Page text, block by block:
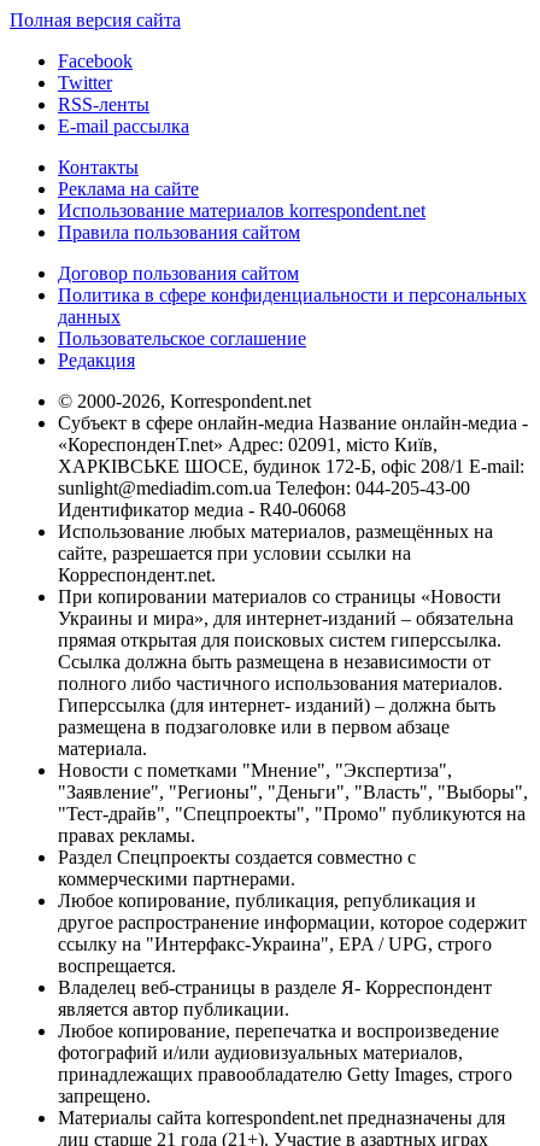
Полная версия сайта
Facebook
Twitter
RSS-ленты
E-mail рассылка
Контакты
Реклама на сайте
Использование материалов korrespondent.net
Правила пользования сайтом
Договор пользования сайтом
Политика в сфере конфиденциальности и персональных
данных
Пользовательское соглашение
Редакция
© 2000-2026, Korrespondent.net
Субъект в сфере онлайн-медиа Название онлайн-медиа -
«КореспонденТ.net» Адрес: 02091, місто Київ,
ХАРКІВСЬКЕ ШОСЕ, будинок 172-Б, офіс 208/1 E-mail:
sunlight@mediadim.com.ua Телефон: 044-205-43-00
Идентификатор медиа - R40-06068
Использование любых материалов, размещённых на
сайте, разрешается при условии ссылки на
Корреспондент.net.
При копировании материалов со страницы «Новости
Украины и мира», для интернет-изданий – обязательна
прямая открытая для поисковых систем гиперссылка.
Ссылка должна быть размещена в независимости от
полного либо частичного использования материалов.
Гиперссылка (для интернет- изданий) – должна быть
размещена в подзаголовке или в первом абзаце
материала.
Новости с пометками "Мнение", "Экспертиза",
"Заявление", "Регионы", "Деньги", "Власть", "Выборы",
"Тест-драйв", "Спецпроекты", "Промо" публикуются на
правах рекламы.
Раздел Спецпроекты создается совместно с
коммерческими партнерами.
Любое копирование, публикация, републикация и
другое распространение информации, которое содержит
ссылку на "Интерфакс-Украина", EPA / UPG, строго
воспрещается.
Владелец веб-страницы в разделе Я- Корреспондент
является автор публикации.
Любое копирование, перепечатка и воспроизведение
фотографий и/или аудиовизуальных материалов,
принадлежащих правообладателю Getty Images, строго
запрещено.
Материалы сайта korrespondent.net предназначены для
лиц старше 21 года (21+). Участие в азартных играх